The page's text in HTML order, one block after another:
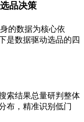
品决策
的数据为核心依
是数据驱动选品的四
索结果总量研判整体
布，精准识别低门